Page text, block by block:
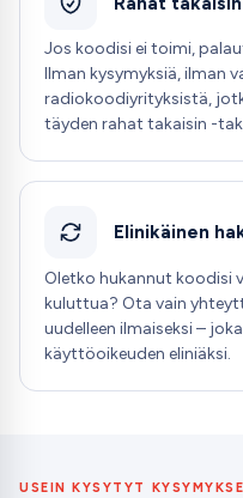
Jos koodisi ei toimi,
Ilman kysymyksiä, ilman
radiokoodiyrityksistä,
täyden rahat takaisin -
Elinikäinen
Oletko hukannut koodisi
kuluttua? Ota vain
uudelleen ilmaiseksi –
käyttöoikeuden eliniäksi.
USEIN KYSYTYT